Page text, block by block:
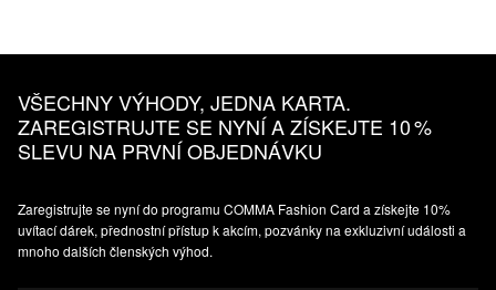
VŠECHNY VÝHODY, JEDNA KARTA.
ZAREGISTRUJTE SE NYNÍ A ZÍSKEJTE 10 %
SLEVU NA PRVNÍ OBJEDNÁVKU
Zaregistrujte se nyní do programu COMMA Fashion Card a získejte 10%
uvítací dárek, přednostní přístup k akcím, pozvánky na exkluzivní události a
mnoho dalších členských výhod.